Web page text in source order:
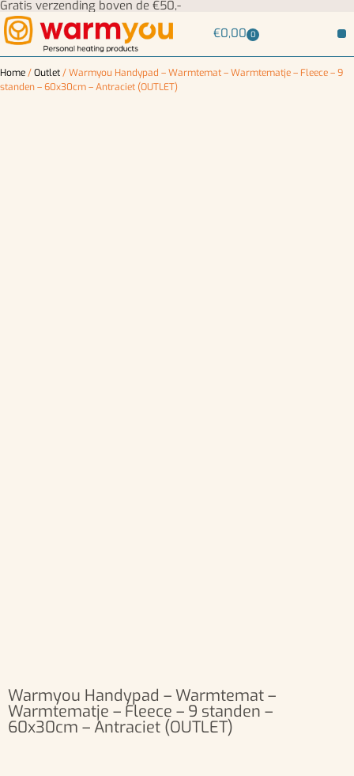
Gratis verzending boven de €50,-
€0,00 0
Home/Outlet/ Warmyou Handypad – Warmtemat – Warmtematje – Fleece – 9
standen – 60x30cm – Antraciet (OUTLET)
Warmyou Handypad – Warmtemat –
Warmtematje – Fleece – 9 standen –
60x30cm – Antraciet (OUTLET)